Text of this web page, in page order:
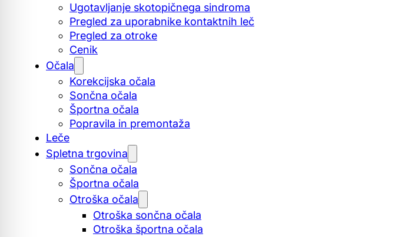
Ugotavljanje skotopičnega sindroma
Pregled za uporabnike kontaktnih leč
Pregled za otroke
Cenik
Očala
Korekcijska očala
Sončna očala
Športna očala
Popravila in premontaža
Leče
Spletna trgovina
Sončna očala
Športna očala
Otroška očala
Otroška sončna očala
Otroška športna očala